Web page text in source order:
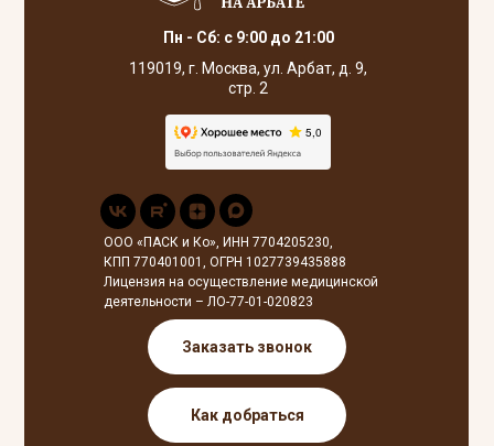
Пн - Сб: с 9:00 до 21:00
119019, г. Москва, ул. Арбат, д. 9,
стр. 2
Как добраться
Заказать звонок
ООО «ПАСК и Ко», ИНН 7704205230,
КПП 770401001, ОГРН 1027739435888
Лицензия на осуществление медицинской
деятельности – ЛО-77-01-020823